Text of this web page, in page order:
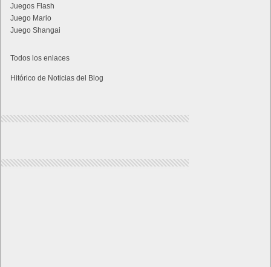
Juegos Flash
Juego Mario
Juego Shangai
Todos los enlaces
Hitórico de Noticias del Blog